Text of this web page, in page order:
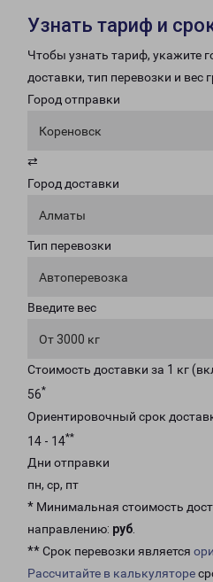
Узнать тариф и
Чтобы узнать тариф, укажите
доставки, тип перевозки и вес
Город отправки
Кореновск
⇄
Город доставки
Алматы
Тип перевозки
Автоперевозка
Введите вес
От 3000 кг
Стоимость доставки за 1 кг
56*
Ориентировочный срок
14 - 14**
Дни отправки
пн, ср, пт
* Минимальная стоимость
направлению: руб.
** Срок перевозки является
Рассчитайте в калькуляторе